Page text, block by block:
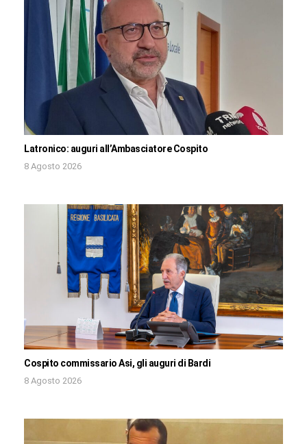
Latronico: auguri all’Ambasciatore Cospito
8 Agosto 2026
Cospito commissario Asi, gli auguri di Bardi
8 Agosto 2026